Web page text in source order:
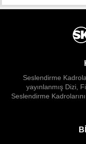
Seslendirme
yayınlanmış Dizi,
Seslendirme